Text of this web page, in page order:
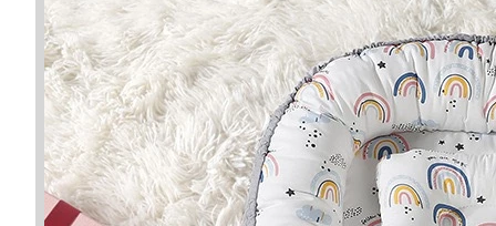
FacebookTwitterWhatsApp
Line TelegramShare